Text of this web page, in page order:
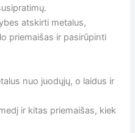
atskirti metalus,
priemaišas ir pasirūpinti
nuo juodųjų, o laidus ir
ir kitas priemaišas, kiek